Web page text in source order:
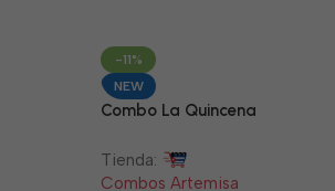
-11%
NEW
Combo La Quincena
Tienda:
Combos Artemisa